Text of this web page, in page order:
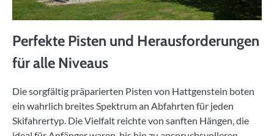
Perfekte Pisten und Herausforderungen
für alle Niveaus
Die sorgfältig präparierten Pisten von Hattgenstein boten
ein wahrlich breites Spektrum an Abfahrten für jeden
Skifahrertyp. Die Vielfalt reichte von sanften Hängen, die